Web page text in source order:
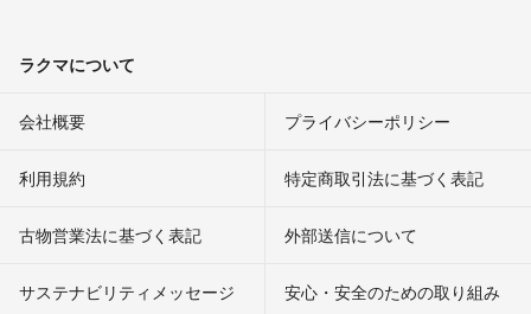
ラクマについて
会社概要 プライバシーポリシー
利用規約 特定商取引法に基づく表記
古物営業法に基づく表記 外部送信について
サステナビリティメッセージ 安心・安全のための取り組み